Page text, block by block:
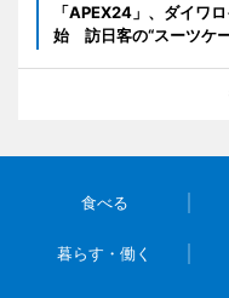
「APEX24」、ダイワ
始 訪日客の“スーツケ
食べる
暮らす・働く